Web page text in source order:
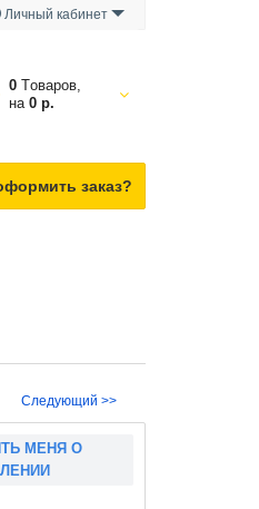
Личный кабинет
0 Tоваров,
на
0 р.
заказ?
Следующий >>
МЕНЯ О